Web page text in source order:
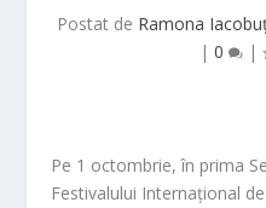
Postat de Ramona
| 0 |
Pe 1 octombrie, în prima
Festivalului Internațional